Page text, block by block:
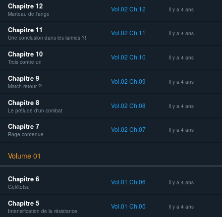
Chapitre 12
Marteau de l'ange
Vol.02 Ch.12 Il y a 4 ans
Chapitre 11
Une conclusion dans les larmes ?!
Vol.02 Ch.11 Il y a 4 ans
Chapitre 10
Trois contre un
Vol.02 Ch.10 Il y a 4 ans
Chapitre 9
Match retour ?!
Vol.02 Ch.09 Il y a 4 ans
Chapitre 8
Le prélude d'un combat
Vol.02 Ch.08 Il y a 4 ans
Chapitre 7
Rage contenue
Vol.02 Ch.07 Il y a 4 ans
Volume 01
Chapitre 6
Gekitotsu
Vol.01 Ch.06 Il y a 4 ans
Chapitre 5
Intensification de la résistance
Vol.01 Ch.05 Il y a 4 ans